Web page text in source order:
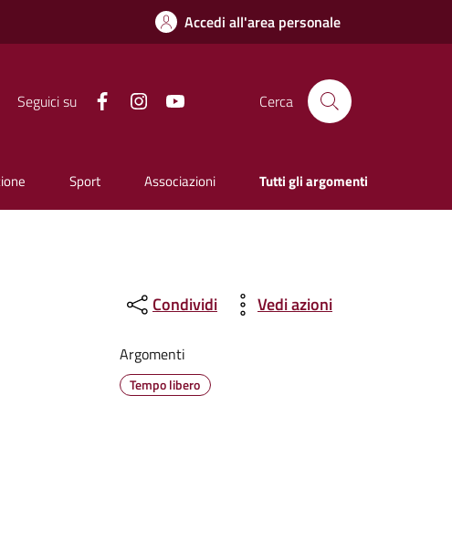
Accedi all'area personale
Seguici su Facebook Instagram Cerca
Sport Associazioni Tutti gli argomenti
Condividi Vedi azioni
Argomenti
Tempo libero